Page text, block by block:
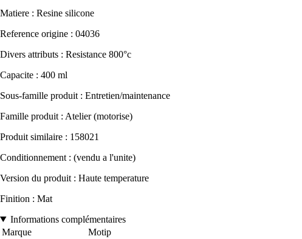
Matiere : Resine silicone
Reference origine : 04036
Divers attributs : Resistance 800°c
Capacite : 400 ml
Sous-famille produit : Entretien/maintenance
Famille produit : Atelier (motorise)
Produit similaire : 158021
Conditionnement : (vendu a l'unite)
Version du produit : Haute temperature
Finition : Mat
Informations complémentaires
Marque
Motip